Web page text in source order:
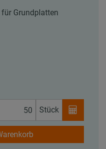
Grundplatten
Stück